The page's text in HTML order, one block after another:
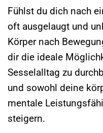
Fühlst du dich nach
oft ausgelaugt und
Körper nach
dir die ideale
Sesselalltag zu
und sowohl deine
mentale
steigern.